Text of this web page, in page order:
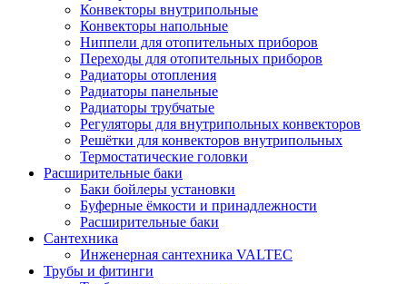
Конвекторы внутрипольные
Конвекторы напольные
Ниппели для отопительных приборов
Переходы для отопительных приборов
Радиаторы отопления
Радиаторы панельные
Радиаторы трубчатые
Регуляторы для внутрипольных конвекторов
Решётки для конвекторов внутрипольных
Термостатические головки
Расширительные баки
Баки бойлеры установки
Буферные ёмкости и принадлежности
Расширительные баки
Сантехника
Инженерная сантехника VALTEC
Трубы и фитинги